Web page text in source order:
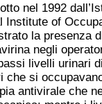
nel 1992
Institute of
la presenza
negli
livelli urinari
che si
antivirale che